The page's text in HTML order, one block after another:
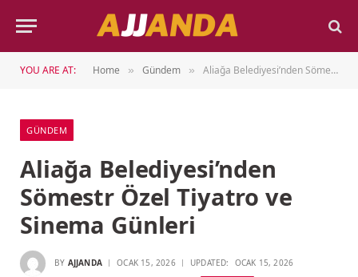
YOU ARE AT: Home » Gündem » Aliağa Belediyesi’nden Sömestr Özel Tiyatro ve Sinema Günleri
GÜNDEM
Aliağa Belediyesi’nden
Sömestr Özel Tiyatro ve
Sinema Günleri
BY AJJANDA OCAK 15, 2026 UPDATED: OCAK 15, 2026